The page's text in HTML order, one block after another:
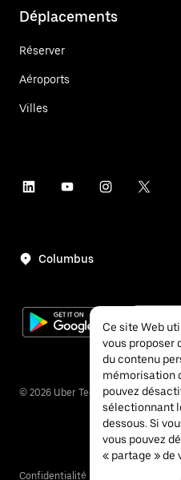
Déplacements
Réserver
Aéroports
Villes
Columbus
© 2026 Uber Technologies Inc.
Confidentialité
Ce site Web
vous proposer
du contenu
mémorisation
pouvez
sélectionnant
dessous. Si
vous pouvez
« partage » de